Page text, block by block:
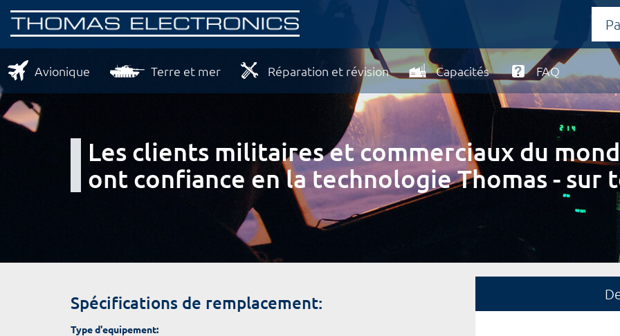
Avionique Terre et mer Réparation et révision Capacités FAQ
Les clients militaires et commerciaux du
ont confiance en la technologie Thomas - sur
Spécifications de remplacement:
Type d'equipement: